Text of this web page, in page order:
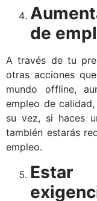
de
A través de tu
otras acciones
mundo offline,
empleo de
su vez, si haces
también estarás
empleo.